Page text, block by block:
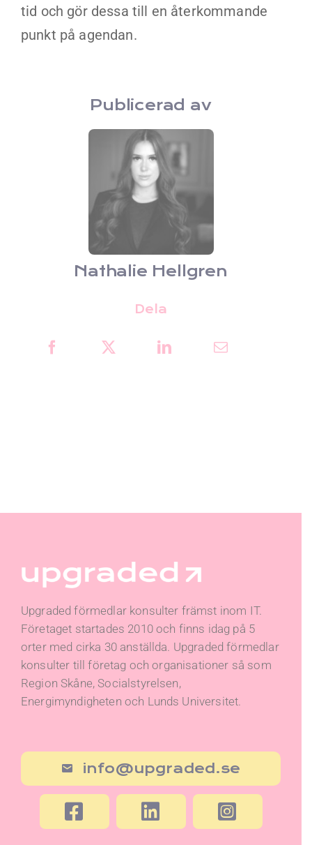
tid och gör dessa till en återkommande
punkt på agendan.
Publicerad av
Nathalie Hellgren
Dela
Upgraded förmedlar konsulter främst inom IT.
Företaget startades 2010 och finns idag på 5
orter med cirka 30 anställda. Upgraded förmedlar
konsulter till företag och organisationer så som
Region Skåne, Socialstyrelsen,
Energimyndigheten och Lunds Universitet.
info@upgraded.se